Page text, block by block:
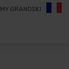
MY GRANDSKI